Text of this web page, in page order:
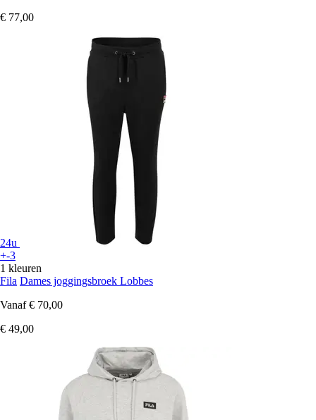
€ 77,00
24u
+-3
1 kleuren
Fila Dames joggingsbroek Lobbes
Vanaf € 70,00
€ 49,00